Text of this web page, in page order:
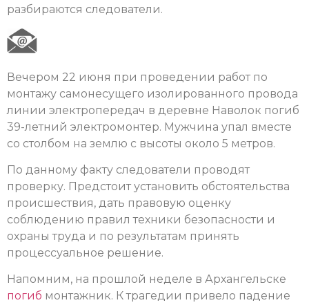
разбираются следователи.
Вечером 22 июня при проведении работ по
монтажу самонесущего изолированного провода
линии электропередач в деревне Наволок погиб
39-летний электромонтер. Мужчина упал вместе
со столбом на землю с высоты около 5 метров.
По данному факту следователи проводят
проверку. Предстоит установить обстоятельства
происшествия, дать правовую оценку
соблюдению правил техники безопасности и
охраны труда и по результатам принять
процессуальное решение.
Напомним, на прошлой неделе в Архангельске
погиб монтажник. К трагедии привело падение